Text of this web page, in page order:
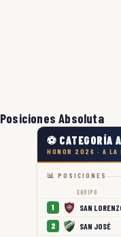
Posiciones Absoluta
⚽ CATEGORÍA
HONOR 2026 · A LA
📊 POSICIONES
EQUIPO
1 SAN
2 SAN JOSÉ